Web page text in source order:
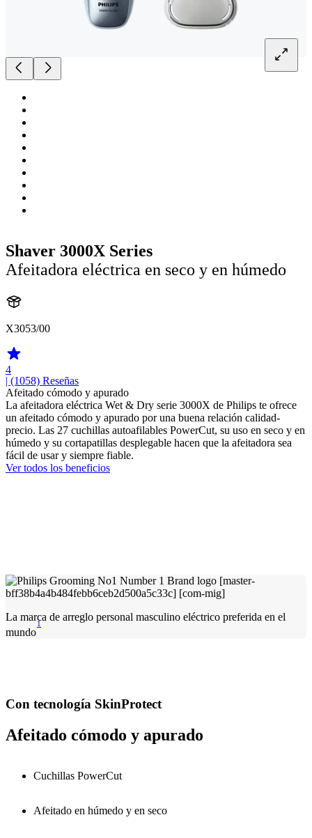
Shaver 3000X Series
Afeitadora eléctrica en seco y en húmedo
X3053/00
4
| (1058) Reseñas
Afeitado cómodo y apurado
La afeitadora eléctrica Wet & Dry serie 3000X de Philips te ofrece
un afeitado cómodo y apurado por una buena relación calidad-
precio. Las 27 cuchillas autoafilables PowerCut, su uso en seco y en
húmedo y su cortapatillas desplegable hacen que la afeitadora sea
fácil de usar y siempre fiable.
Ver todos los beneficios
La marca de arreglo personal masculino eléctrico preferida en el
mundo
1
Con tecnología SkinProtect
Afeitado cómodo y apurado
Cuchillas PowerCut
Afeitado en húmedo y en seco